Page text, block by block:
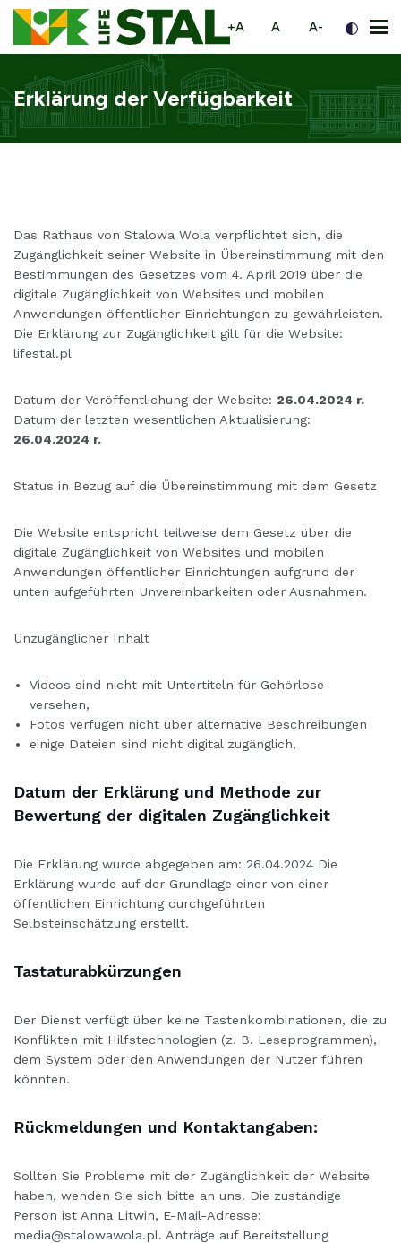
Zur Seitennavigation gehen
Zum Inhalt gehen
Zur Fußzeile gehen
+Awiększa czcionka
Anormalna czcionka
A- mniejsza
Erklärung der Verfügbarkeit
Das Rathaus von Stalowa Wola verpflichtet sich, die
Zugänglichkeit seiner Website in Übereinstimmung mit den
Bestimmungen des Gesetzes vom 4. April 2019 über die
digitale Zugänglichkeit von Websites und mobilen
Anwendungen öffentlicher Einrichtungen zu gewährleisten.
Die Erklärung zur Zugänglichkeit gilt für die Website:
lifestal.pl
Datum der Veröffentlichung der Website: 26.04.2024 r.
Datum der letzten wesentlichen Aktualisierung:
26.04.2024 r.
Status in Bezug auf die Übereinstimmung mit dem Gesetz
Die Website entspricht teilweise dem Gesetz über die
digitale Zugänglichkeit von Websites und mobilen
Anwendungen öffentlicher Einrichtungen aufgrund der
unten aufgeführten Unvereinbarkeiten oder Ausnahmen.
Unzugänglicher Inhalt
Videos sind nicht mit Untertiteln für Gehörlose
versehen,
Fotos verfügen nicht über alternative Beschreibungen
einige Dateien sind nicht digital zugänglich,
Datum der Erklärung und Methode zur
Bewertung der digitalen Zugänglichkeit
Die Erklärung wurde abgegeben am: 26.04.2024 Die
Erklärung wurde auf der Grundlage einer von einer
öffentlichen Einrichtung durchgeführten
Selbsteinschätzung erstellt.
Tastaturabkürzungen
Der Dienst verfügt über keine Tastenkombinationen, die zu
Konflikten mit Hilfstechnologien (z. B. Leseprogrammen),
dem System oder den Anwendungen der Nutzer führen
könnten.
Rückmeldungen und Kontaktangaben:
Sollten Sie Probleme mit der Zugänglichkeit der Website
haben, wenden Sie sich bitte an uns. Die zuständige
Person ist Anna Litwin, E-Mail-Adresse:
media@stalowawola.pl. Anträge auf Bereitstellung